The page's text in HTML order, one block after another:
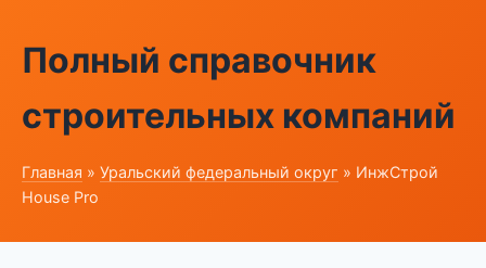
Полный справочник
строительных компаний
Главная » Уральский федеральный округ » ИнжСтрой
House Pro